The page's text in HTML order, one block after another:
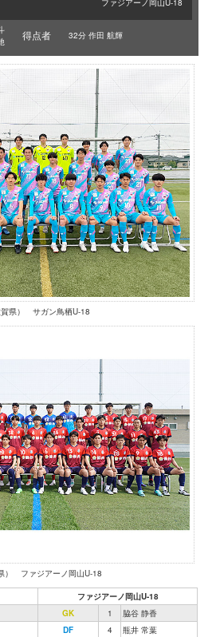
得点者 32分 作田 航輝
賀県） サガン鳥栖U-18
） ファジアーノ岡山U-18
ファジアーノ岡山U-18
GK 1
脇谷 静香
DF 4
瓶井 常葉